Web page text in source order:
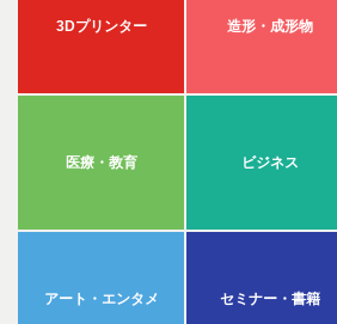
3Dプリンター 造形・成形物
医療・教育 ビジネス
アート・エンタメ セミナー・書籍